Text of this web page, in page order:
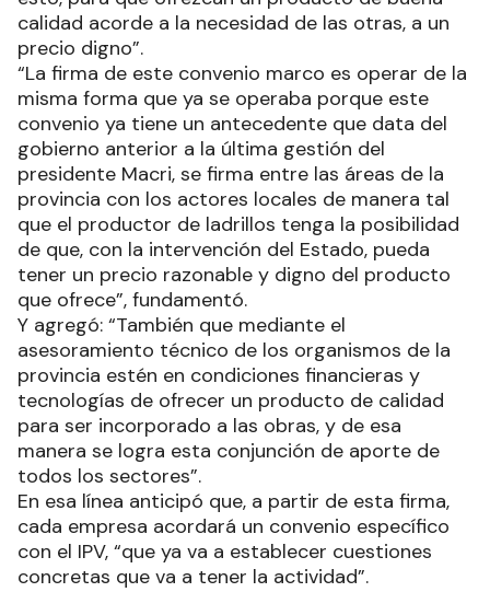
calidad acorde a la necesidad de las otras, a un
precio digno”.
“La firma de este convenio marco es operar de la
misma forma que ya se operaba porque este
convenio ya tiene un antecedente que data del
gobierno anterior a la última gestión del
presidente Macri, se firma entre las áreas de la
provincia con los actores locales de manera tal
que el productor de ladrillos tenga la posibilidad
de que, con la intervención del Estado, pueda
tener un precio razonable y digno del producto
que ofrece”, fundamentó.
Y agregó: “También que mediante el
asesoramiento técnico de los organismos de la
provincia estén en condiciones financieras y
tecnologías de ofrecer un producto de calidad
para ser incorporado a las obras, y de esa
manera se logra esta conjunción de aporte de
todos los sectores”.
En esa línea anticipó que, a partir de esta firma,
cada empresa acordará un convenio específico
con el IPV, “que ya va a establecer cuestiones
concretas que va a tener la actividad”.